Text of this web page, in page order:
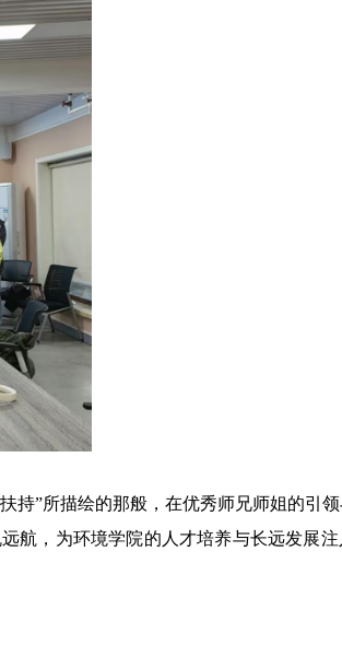
持”所描绘的那般，在优秀师兄师姐的引
航，为环境学院的人才培养与长远发展